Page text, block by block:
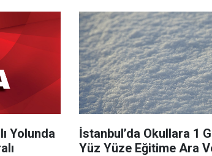
Yolunda
İstanbul’da Okullara 1
Yüz Yüze Eğitime Ara